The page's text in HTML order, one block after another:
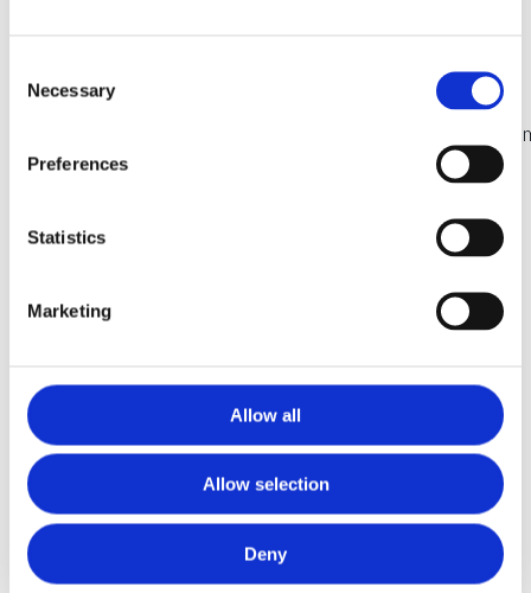
Selection
Necessary
Preferences
Statistics
Marketing
Allow all
Allow selection
Deny
superiores. Aunque
personalidades del mundo de la moda
Cabe destacar, que para evitar
problemas dentales adicionales
brackets, es necesario seguir
siempre una dieta sana, y evitar comer
alimentos que no favorecen a la
ortodoncia. Entre los consejos que os